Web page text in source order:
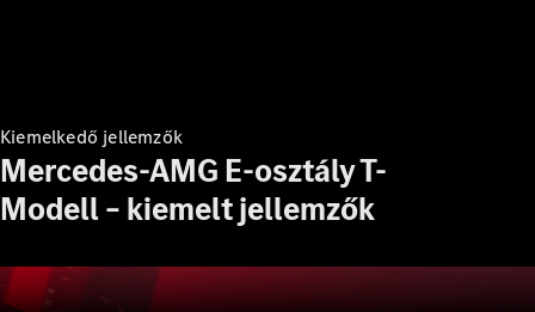
C-
osztály
Limuzin
Új Elektromos
EQE
Elektromos
EQS
Limuzin
Új Elektromos
Kiemelkedő jellemzők
Mercedes-AMG E-osztály T-
Modell – kiemelt jellemzők